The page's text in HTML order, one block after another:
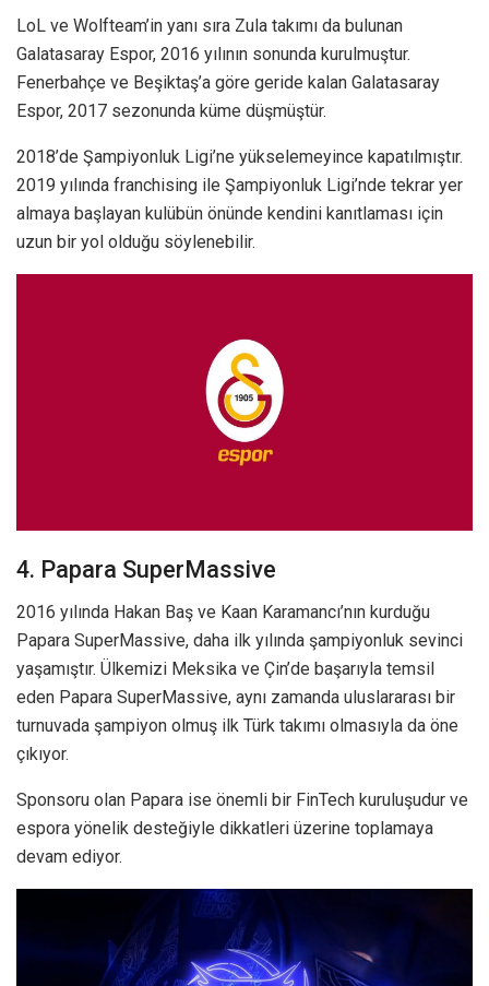
LoL ve Wolfteam’in yanı sıra Zula takımı da bulunan
Galatasaray Espor, 2016 yılının sonunda kurulmuştur.
Fenerbahçe ve Beşiktaş’a göre geride kalan Galatasaray
Espor, 2017 sezonunda küme düşmüştür.
2018’de Şampiyonluk Ligi’ne yükselemeyince kapatılmıştır.
2019 yılında franchising ile Şampiyonluk Ligi’nde tekrar yer
almaya başlayan kulübün önünde kendini kanıtlaması için
uzun bir yol olduğu söylenebilir.
4. Papara SuperMassive
2016 yılında Hakan Baş ve Kaan Karamancı’nın kurduğu
Papara SuperMassive, daha ilk yılında şampiyonluk sevinci
yaşamıştır. Ülkemizi Meksika ve Çin’de başarıyla temsil
eden Papara SuperMassive, aynı zamanda uluslararası bir
turnuvada şampiyon olmuş ilk Türk takımı olmasıyla da öne
çıkıyor.
Sponsoru olan Papara ise önemli bir FinTech kuruluşudur ve
espora yönelik desteğiyle dikkatleri üzerine toplamaya
devam ediyor.